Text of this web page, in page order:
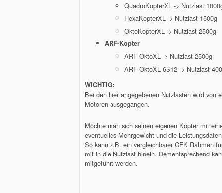
QuadroKopterXL -> Nutzlast
HexaKopterXL -> Nutzlast 1500g
OktoKopterXL -> Nutzlast 2500g
ARF-Kopter
ARF-OktoXL -> Nutzlast 2500g
ARF-OktoXL 6S12 -> Nutzlast
WICHTIG:
Bei den hier angegebenen Nutzlasten wird
Motoren ausgegangen.
Möchte man sich seinen eigenen Kopter mit
eventuelles Mehrgewicht und die
So kann z.B. ein vergleichbarer CFK Rahmen
mit in die Nutzlast hinein. Dementsprechend
mitgeführt werden.